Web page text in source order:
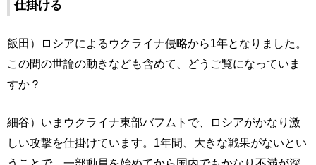
仕掛ける
飯田）ロシアによるウクライナ侵略から1年となりました。
この間の世論の動きなども含めて、どうご覧になっていま
すか？
細谷）いまウクライナ東部バフムトで、ロシアがかなり激
しい攻撃を仕掛けています。1年間、大きな戦果がないとい